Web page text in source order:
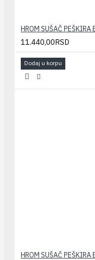
11.440,00RSD
Dodaj u korpu